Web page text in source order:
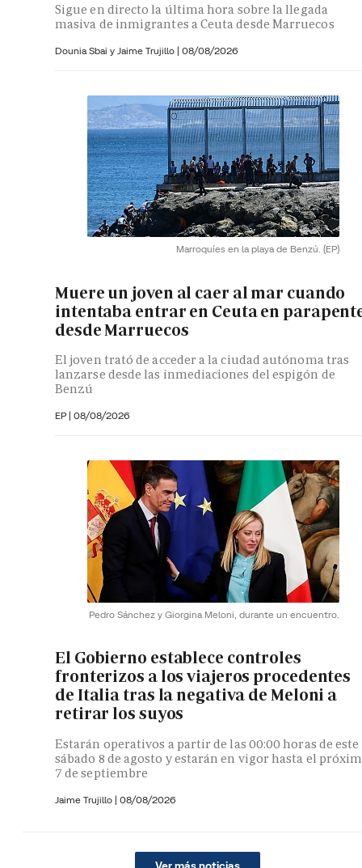
Sigue en directo la última hora sobre la llegada
masiva de inmigrantes a Ceuta desde Marruecos
Dounia Sbai y Jaime Trujillo | 08/08/2026
Marroquíes en la playa de Benzú. (EP)
Muere un joven al caer al mar cuando
intentaba entrar en Ceuta en
desde Marruecos
El joven trató de acceder a la ciudad autónoma tras
lanzarse desde las inmediaciones del espigón de
Benzú
EP | 08/08/2026
Pedro Sánchez y Giorgina Meloni, durante un encuentro.
El Gobierno establece controles
fronterizos a los viajeros procedentes
de Italia tras la negativa de Meloni a
retirar los suyos
Estarán operativos a partir de las 00:00 horas de este
sábado 8 de agosto y estarán en vigor hasta el
7 de septiembre
Jaime Trujillo | 08/08/2026